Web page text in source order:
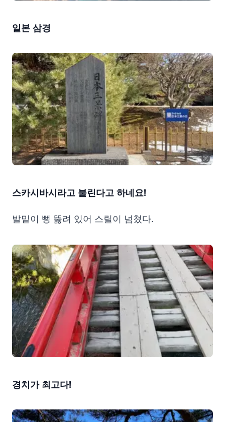
일본 삼경
스카시바시라고 불린다고 하네요!
발밑이 뻥 뚫려 있어 스릴이 넘쳤다.
경치가 최고다!